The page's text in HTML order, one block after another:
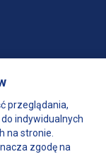
przeglądania,
indywidualnych
na stronie.
zgodę na